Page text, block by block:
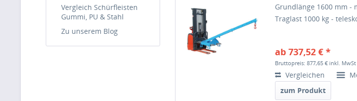
Vergleich Schürfleisten
Gummi, PU & Stahl
Zu unserem Blog
Grundlänge 1600 mm -
Traglast 1000 kg -
ab 737,52 € *
Bruttopreis: 877,65 € inkl. MwSt
Vergleichen
zum Produkt